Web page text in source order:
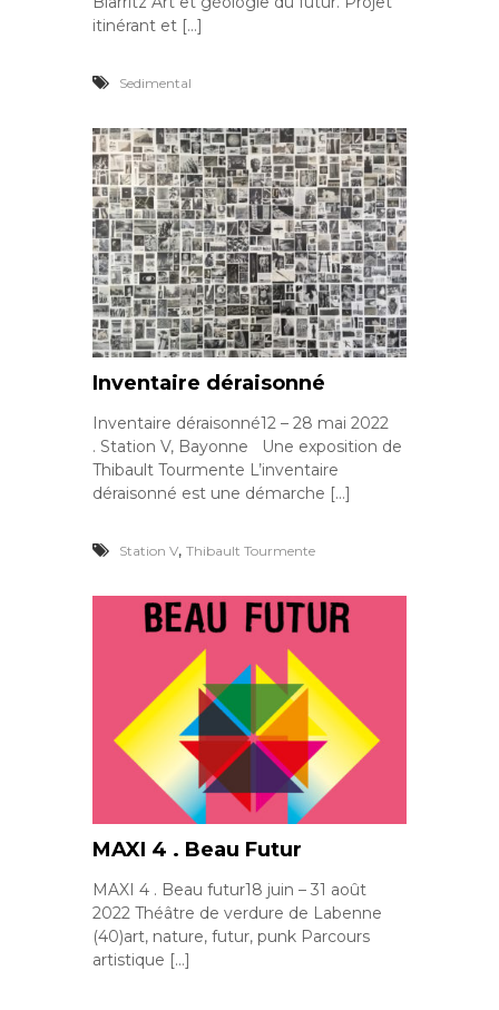
itinérant et […]
Sedimental
Inventaire déraisonné
Inventaire déraisonné12 – 28 mai 2022
. Station V, Bayonne Une exposition de
Thibault Tourmente L’inventaire
déraisonné est une démarche […]
Station V,Thibault Tourmente
MAXI 4 . Beau Futur
MAXI 4 . Beau futur18 juin – 31 août
2022 Théâtre de verdure de Labenne
(40)art, nature, futur, punk Parcours
artistique […]